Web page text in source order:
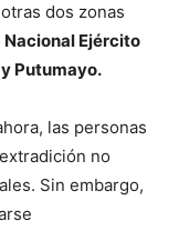
dos zonas
Ejército
Putumayo.
las personas
no
Sin embargo,